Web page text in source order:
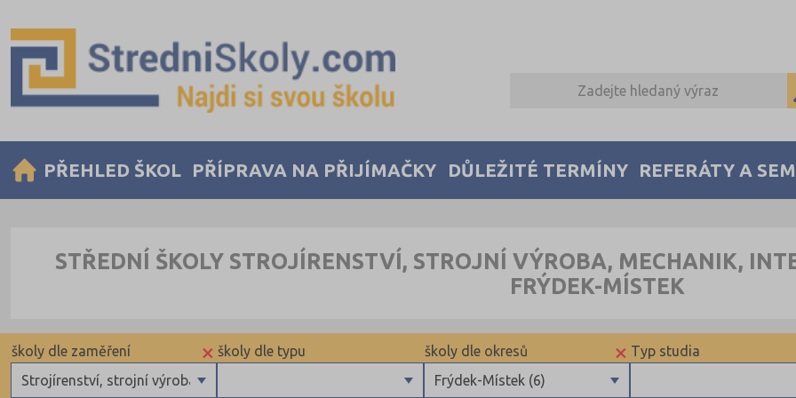
PŘEHLED ŠKOL PŘÍPRAVA NA PŘIJÍMAČKY DŮLEŽITÉ TERMÍNY REFERÁTY A
STŘEDNÍ ŠKOLY STROJÍRENSTVÍ, STROJNÍ VÝROBA, MECHANIK,
FRÝDEK-MÍSTEK
Typ studia
×
Frýdek-Místek (6)
školy dle okresů
školy dle typu
×
Strojírenství, strojní výroba, mechanik, interdisciplinární obory
školy dle zaměření